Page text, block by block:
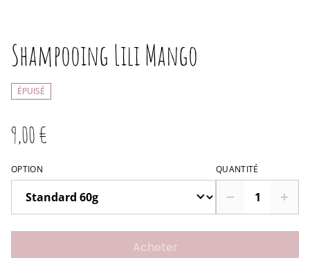
Shampooing Lili Mango
ÉPUISÉ
9,00 €
OPTION QUANTITÉ
Acheter